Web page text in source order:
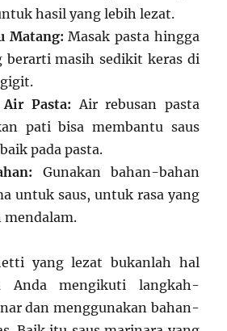
hasil yang lebih lezat.
Matang: Masak pasta hingga
berarti masih sedikit keras di
Air Pasta: Air rebusan pasta
pati bisa membantu saus
pada pasta.
Gunakan bahan-bahan
untuk saus, untuk rasa yang
mendalam.
yang lezat bukanlah hal
mengikuti langkah-
dan menggunakan bahan-